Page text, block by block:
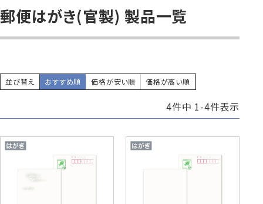
名刺 はがき カード・挨拶状
120×235 120×235
90×205
長40封筒
A4横4つ折 B4横3つ折
142×332
封筒印刷サービス
郵便はがき(官製) 製品一覧
並び替え おすすめ順 価格が安い順 価格が高い順
4件中 1-4件表示